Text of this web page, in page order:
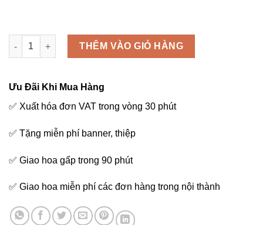
Khai trương - M231 số lượng
THÊM VÀO GIỎ HÀNG
Ưu Đãi Khi Mua Hàng
✅ Xuất hóa đơn VAT trong vòng 30 phút
✅ Tặng miễn phí banner, thiệp
✅ Giao hoa gấp trong 90 phút
✅ Giao hoa miễn phí các đơn hàng trong nội thành